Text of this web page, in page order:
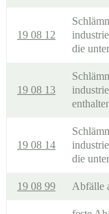
19 08 12
die
19 08 13
19 08 14
die
19 08 99 Abfälle